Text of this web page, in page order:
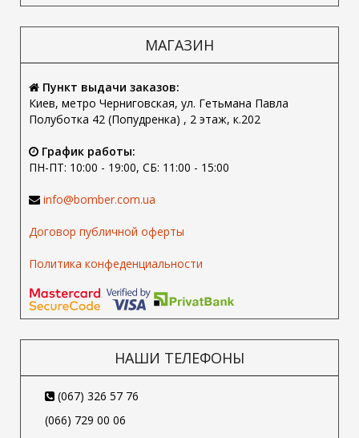
МАГАЗИН
Пункт выдачи заказов:
Киев, метро Черниговская, ул. Гетьмана Павла
Полуботка 42 (Попудренка) , 2 этаж, к.202
График работы:
ПН-ПТ: 10:00 - 19:00, СБ: 11:00 - 15:00
info@bomber.com.ua
Договор публичной оферты
Политика конфеденциальности
НАШИ ТЕЛЕФОНЫ
(067) 326 57 76
(066) 729 00 06